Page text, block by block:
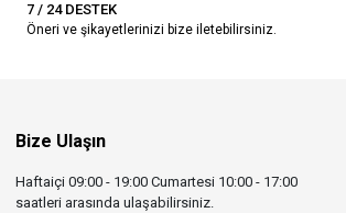
7 / 24 DESTEK
Öneri ve şikayetlerinizi bize iletebilirsiniz.
Bize Ulaşın
Haftaiçi 09:00 - 19:00 Cumartesi 10:00 - 17:00
saatleri arasında ulaşabilirsiniz.